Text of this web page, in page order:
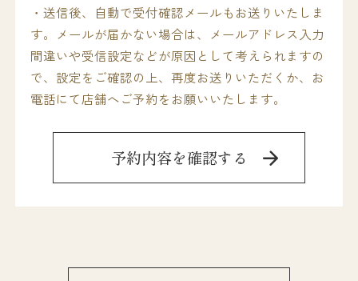
・送信後、自動で受付確認メールもお送りいたしま
す。メールが届かない場合は、メールアドレス入力
間違いや受信設定などが原因として考えられますの
で、設定をご確認の上、再度お送りいただくか、お
電話にて店舗へご予約をお願いいたします。
予約内容を確認する